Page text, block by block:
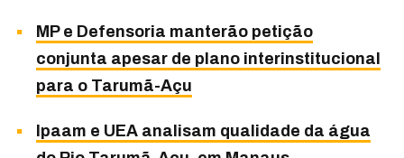
MP e Defensoria manterão petição
conjunta apesar de plano interinstitucional
para o Tarumã-Açu
Ipaam e UEA analisam qualidade da água